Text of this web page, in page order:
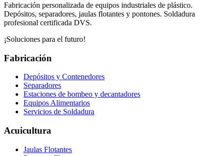
Fabricación personalizada de equipos industriales de plástico.
Depósitos, separadores, jaulas flotantes y pontones. Soldadura
profesional certificada DVS.
¡Soluciones para el futuro!
Fabricación
Depósitos y Contenedores
Separadores
Estaciones de bombeo y decantadores
Equipos Alimentarios
Servicios de Soldadura
Acuicultura
Jaulas Flotantes